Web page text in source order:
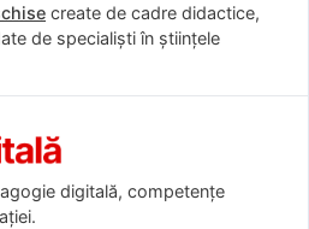
create de cadre didactice,
de specialiști în științele
digitală, competențe